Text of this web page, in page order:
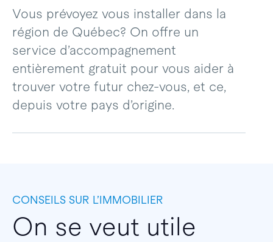
Vous prévoyez vous installer dans la
région de Québec? On offre un
service d’accompagnement
entièrement gratuit pour vous aider à
trouver votre futur chez-vous, et ce,
depuis votre pays d’origine.
CONSEILS SUR L’IMMOBILIER
On se veut utile